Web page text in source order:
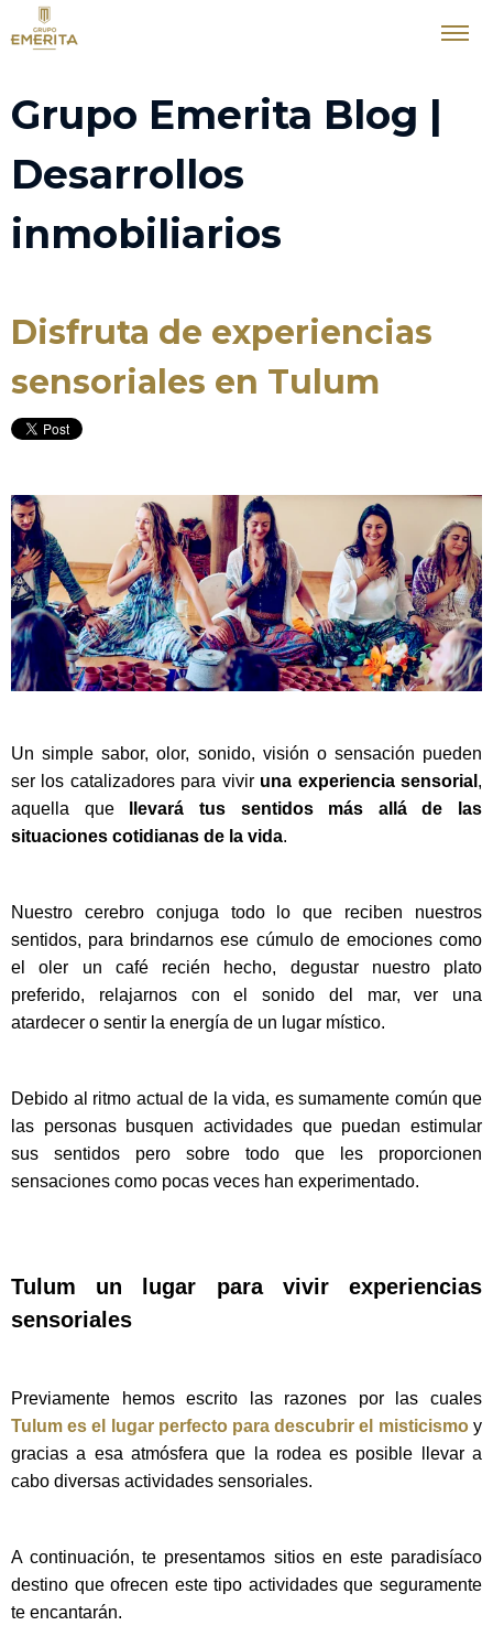
Grupo Emerita Blog |
Desarrollos
inmobiliarios
Disfruta de experiencias
sensoriales en Tulum
Un simple sabor, olor, sonido, visión o sensación pueden
ser los catalizadores para vivir una experiencia sensorial ,
aquella que
llevará tus sentidos más allá de las
situaciones cotidianas de la vida.
Nuestro cerebro conjuga todo lo que reciben nuestros
sentidos, para brindarnos ese cúmulo de emociones como
el oler un café recién hecho, degustar nuestro plato
preferido, relajarnos con el sonido del mar, ver una
atardecer o sentir la energía de un lugar místico.
Debido al ritmo actual de la vida, es sumamente común que
las personas busquen actividades que puedan estimular
sus sentidos pero sobre todo que les proporcionen
sensaciones como pocas veces han experimentado.
Tulum un lugar para vivir experiencias
sensoriales
Previamente hemos escrito las razones por las cuales
Tulum es el lugar perfecto para descubrir el misticismoy
gracias a esa atmósfera que la rodea es posible llevar a
cabo diversas actividades sensoriales.
A continuación, te presentamos sitios en este paradisíaco
destino que ofrecen este tipo actividades que seguramente
te encantarán.